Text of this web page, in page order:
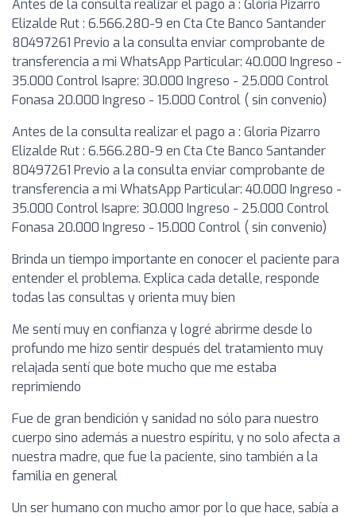
Antes de la consulta realizar el pago a : Gloria Pizarro
Elizalde Rut : 6.566.280-9 en Cta Cte Banco Santander
80497261 Previo a la consulta enviar comprobante de
transferencia a mi WhatsApp Particular: 40.000 Ingreso -
35.000 Control Isapre: 30.000 Ingreso - 25.000 Control
Fonasa 20.000 Ingreso - 15.000 Control ( sin convenio)
Antes de la consulta realizar el pago a : Gloria Pizarro
Elizalde Rut : 6.566.280-9 en Cta Cte Banco Santander
80497261 Previo a la consulta enviar comprobante de
transferencia a mi WhatsApp Particular: 40.000 Ingreso -
35.000 Control Isapre: 30.000 Ingreso - 25.000 Control
Fonasa 20.000 Ingreso - 15.000 Control ( sin convenio)
Brinda un tiempo importante en conocer el paciente para
entender el problema. Explica cada detalle, responde
todas las consultas y orienta muy bien
Me sentí muy en confianza y logré abrirme desde lo
profundo me hizo sentir después del tratamiento muy
relajada sentí que bote mucho que me estaba
reprimiendo
Fue de gran bendición y sanidad no sólo para nuestro
cuerpo sino además a nuestro espíritu, y no solo afecta a
nuestra madre, que fue la paciente, sino también a la
familia en general
Un ser humano con mucho amor por lo que hace, sabía a